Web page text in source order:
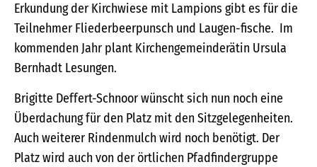
Erkundung der Kirchwiese mit Lampions gibt es für die
Teilnehmer Fliederbeerpunsch und Laugen-fische. Im
kommenden Jahr plant Kirchengemeinderätin Ursula
Bernhadt Lesungen.
Brigitte Deffert-Schnoor wünscht sich nun noch eine
Überdachung für den Platz mit den Sitzgelegenheiten.
Auch weiterer Rindenmulch wird noch benötigt. Der
Platz wird auch von der örtlichen Pfadfindergruppe